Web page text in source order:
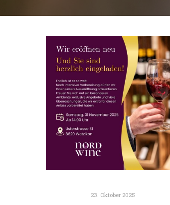
23. Oktober 2025